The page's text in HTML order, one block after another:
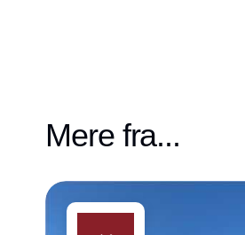
Mere fra...